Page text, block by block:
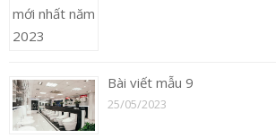
Bài viết mẫu 9
25/05/2023